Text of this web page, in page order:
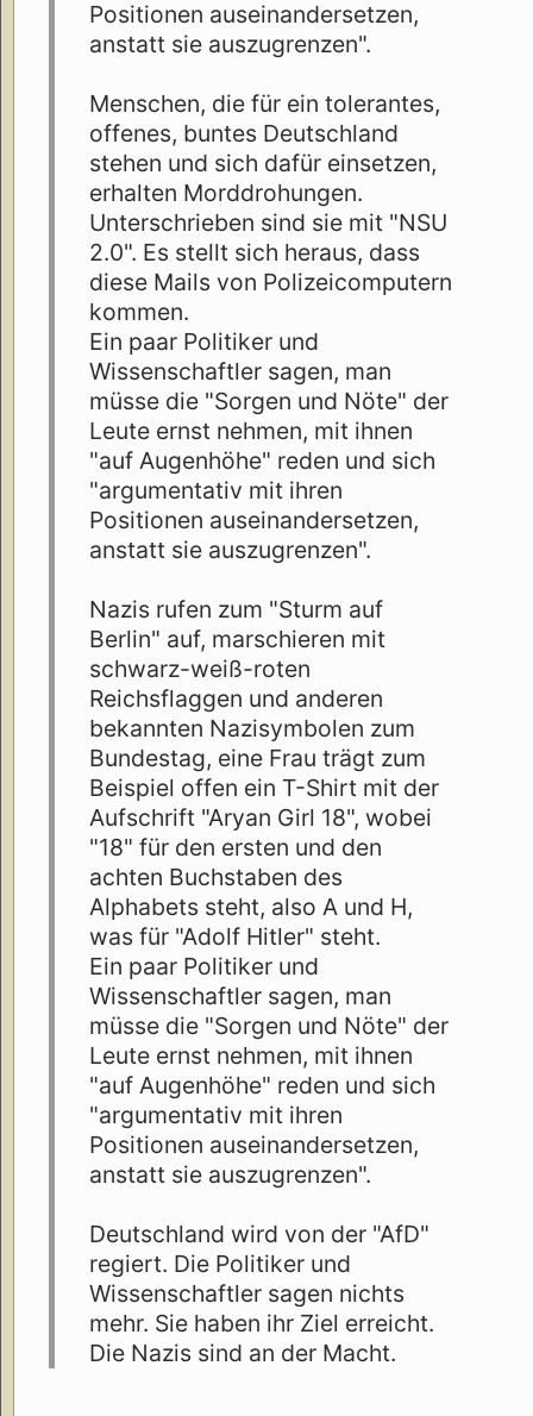
Positionen auseinandersetzen,
anstatt sie auszugrenzen".
Menschen, die für ein tolerantes,
offenes, buntes Deutschland
stehen und sich dafür einsetzen,
erhalten Morddrohungen.
Unterschrieben sind sie mit "NSU
2.0". Es stellt sich heraus, dass
diese Mails von Polizeicomputern
kommen.
Ein paar Politiker und
Wissenschaftler sagen, man
müsse die "Sorgen und Nöte" der
Leute ernst nehmen, mit ihnen
"auf Augenhöhe" reden und sich
"argumentativ mit ihren
Positionen auseinandersetzen,
anstatt sie auszugrenzen".
Nazis rufen zum "Sturm auf
Berlin" auf, marschieren mit
schwarz-weiß-roten
Reichsflaggen und anderen
bekannten Nazisymbolen zum
Bundestag, eine Frau trägt zum
Beispiel offen ein T-Shirt mit der
Aufschrift "Aryan Girl 18", wobei
"18" für den ersten und den
achten Buchstaben des
Alphabets steht, also A und H,
was für "Adolf Hitler" steht.
Ein paar Politiker und
Wissenschaftler sagen, man
müsse die "Sorgen und Nöte" der
Leute ernst nehmen, mit ihnen
"auf Augenhöhe" reden und sich
"argumentativ mit ihren
Positionen auseinandersetzen,
anstatt sie auszugrenzen".
Deutschland wird von der "AfD"
regiert. Die Politiker und
Wissenschaftler sagen nichts
mehr. Sie haben ihr Ziel erreicht.
Die Nazis sind an der Macht.